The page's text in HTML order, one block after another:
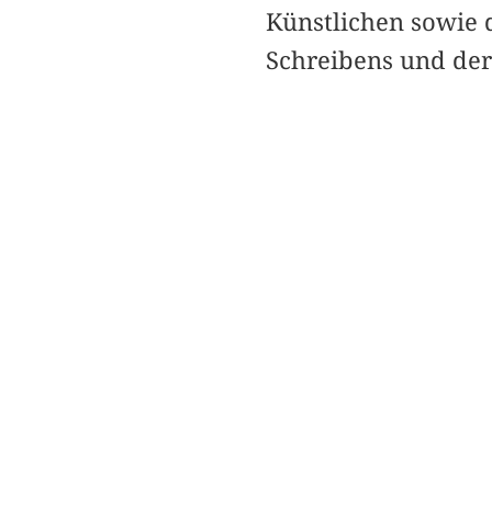
Künstlichen sowie
Schreibens und